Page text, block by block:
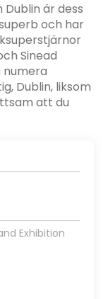
Dublin är dess
och har
Sinead
numera
Dublin, liksom
att du
Exhibition